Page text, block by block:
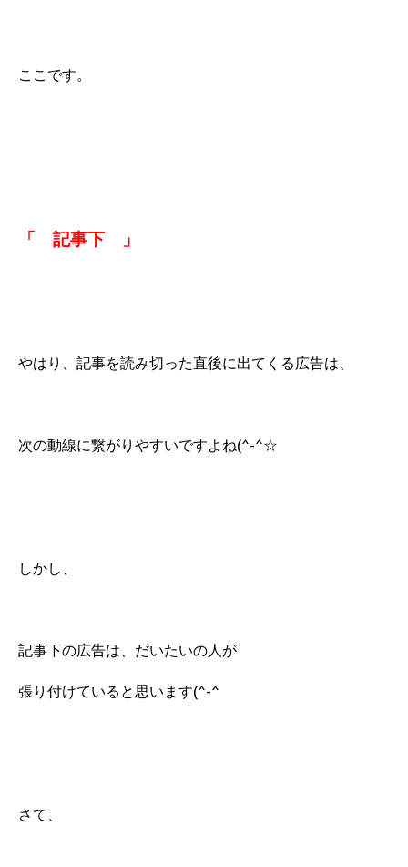
ここです。
「 記事下 」
やはり、記事を読み切った直後に出てくる広告は、
次の動線に繋がりやすいですよね(^-^☆
しかし、
記事下の広告は、だいたいの人が
張り付けていると思います(^-^
さて、